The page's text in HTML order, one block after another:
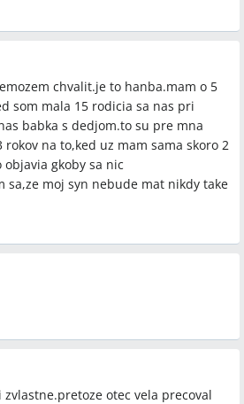
chvalit.je to hanba.mam o 5
som mala 15 rodicia sa nas pri
babka s dedjom.to su pre mna
na to,ked uz mam sama skoro 2
gkoby sa nic
sa,ze moj syn nebude mat nikdy take
otec vela precoval